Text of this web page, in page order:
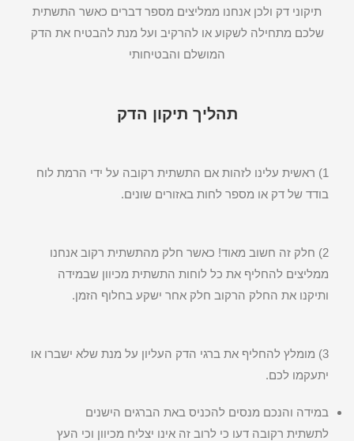
תיקוני דק ולכן אנחנו ממליצים מספר דברים כאשר התשתית
שלכם מתחילה לשקוע או להרקיב ועל מנת להבטיח את הדק
המושלם והבטיחותי
תהליך תיקון הדק
1) ראשית עלינו לזהות אם התשתית רקובה על ידי הרמת לוח
בודד של דק או מספר לחות באזורים שונים.
2) חלק זה חשוב מאוד! כאשר חלק מהתשתית רקוב אנחנו
ממליצים להחליף את כל לוחות התשתית מכיוון שבמידה
ותיקנו את החלק הרקוב חלק אחר ישקע בחלוף הזמן.
3) מומלץ להחליף את ברגי הדק העליון על מנת שלא ישברו או
יתעקמו לכם.
במידה והנכם מנסים להכניס באת הברגים הישנים
לתשתית רקובה דעו כי לרוב זה אינו יצליח מכיוון וכי העץ